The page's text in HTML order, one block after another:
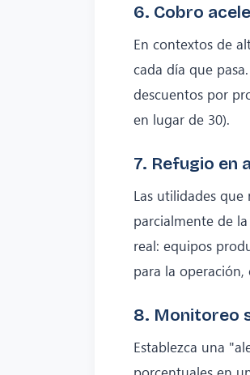
6. Cobro
En contextos de
cada día que
descuentos por
en lugar de 30).
7. Refugio en
Las utilidades
parcialmente de
real: equipos
para la
8. Monitoreo
Establezca una
porcentuales en